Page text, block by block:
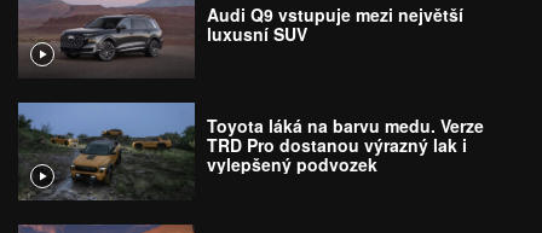
Audi Q9 vstupuje mezi největší
luxusní SUV
Toyota láká na barvu medu. Verze
TRD Pro dostanou výrazný lak i
vylepšený podvozek